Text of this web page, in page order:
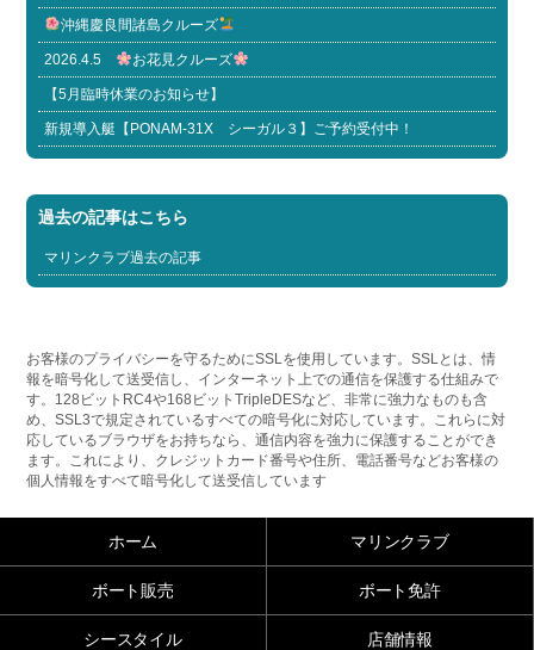
沖縄慶良間諸島クルーズ
2026.4.5 お花見クルーズ
【5月臨時休業のお知らせ】
新規導入艇【PONAM-31X シーガル３】ご予約受付中！
過去の記事はこちら
マリンクラブ過去の記事
お客様のプライバシーを守るためにSSLを使用しています。SSLとは、情
報を暗号化して送受信し、インターネット上での通信を保護する仕組みで
す。128ビットRC4や168ビットTripleDESなど、非常に強力なものも含
め、SSL3で規定されているすべての暗号化に対応しています。これらに対
応しているブラウザをお持ちなら、通信内容を強力に保護することができ
ます。これにより、クレジットカード番号や住所、電話番号などお客様の
個人情報をすべて暗号化して送受信しています
ホーム マリンクラブ
ボート販売 ボート免許
シースタイル 店舗情報